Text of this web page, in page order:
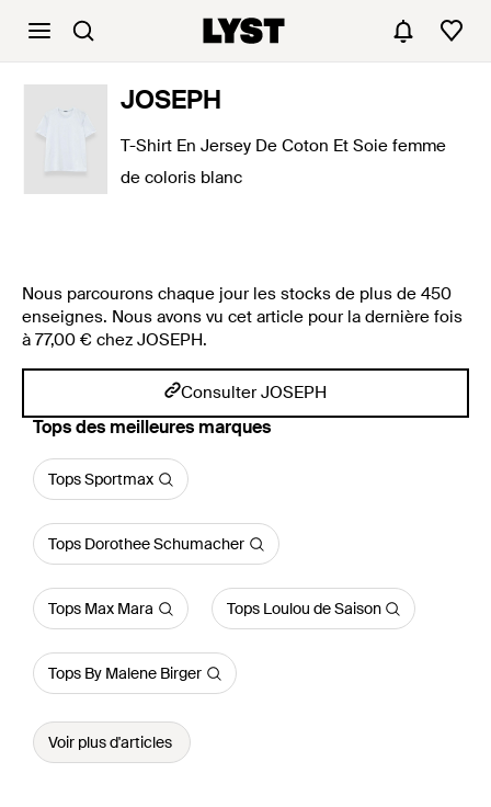
JOSEPH
T-Shirt En Jersey De Coton Et Soie femme
de coloris blanc
Nous parcourons chaque jour les stocks de plus de 450
enseignes. Nous avons vu cet article pour la dernière fois
à 77,00 € chez JOSEPH.
Consulter JOSEPH
‪Tops‬ des meilleures marques
Tops Sportmax
Tops Dorothee Schumacher
Tops Max Mara Tops Loulou de Saison
Tops By Malene Birger
Voir plus d'articles